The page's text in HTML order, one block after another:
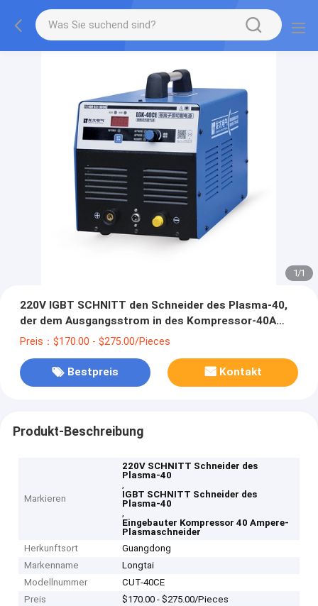
1/1
220V IGBT SCHNITT den Schneider des Plasma-40,
der dem Ausgangsstrom in des Kompressor-40A
errichtet wurde
Preis：$170.00 - $275.00/Pieces
Bestpreis Kontakt
Produkt-Beschreibung
Markieren
220V SCHNITT Schneider des
Plasma-40
,
IGBT SCHNITT Schneider des
Plasma-40
,
Eingebauter Kompressor 40 Ampere-
Plasmaschneider
Herkunftsort
Guangdong
Markenname
Longtai
Modellnummer
CUT-40CE
Preis
$170.00 - $275.00/Pieces